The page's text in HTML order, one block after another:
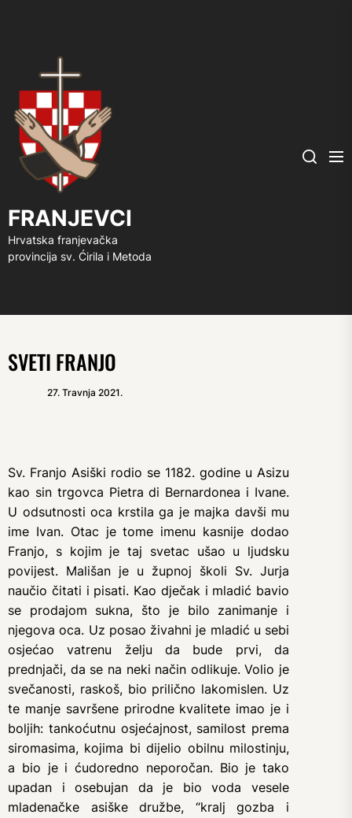
FRANJEVCI
Hrvatska franjevačka
provincija sv. Ćirila i Metoda
Search
SVETI FRANJO
27. Travnja 2021.
Sv. Franjo Asiški rodio se 1182. godine u Asizu
kao sin trgovca Pietra di Bernardonea i Ivane.
U odsutnosti oca krstila ga je majka davši mu
ime Ivan. Otac je tome imenu kasnije dodao
Franjo, s kojim je taj svetac ušao u ljudsku
povijest. Mališan je u župnoj školi Sv. Jurja
naučio čitati i pisati. Kao dječak i mladić bavio
se prodajom sukna, što je bilo zanimanje i
njegova oca. Uz posao živahni je mladić u sebi
osjećao vatrenu želju da bude prvi, da
prednjači, da se na neki način odlikuje. Volio je
svečanosti, raskoš, bio prilično lakomislen. Uz
te manje savršene prirodne kvalitete imao je i
boljih: tankoćutnu osjećajnost, samilost prema
siromasima, kojima bi dijelio obilnu milostinju,
a bio je i ćudoredno neporočan. Bio je tako
upadan i osebujan da je bio voda vesele
mladenačke asiške družbe, “kralj gozba i